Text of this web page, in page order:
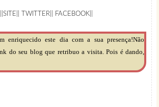
||SITE TWITTER FACEBOOK
enriquecido este dia com a sua presença!Não
do seu blog que retribuo a visita. Pois é dando,